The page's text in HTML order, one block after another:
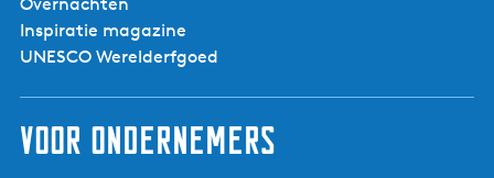
Inspiratie magazine
UNESCO Werelderfgoed
Voor ondernemers